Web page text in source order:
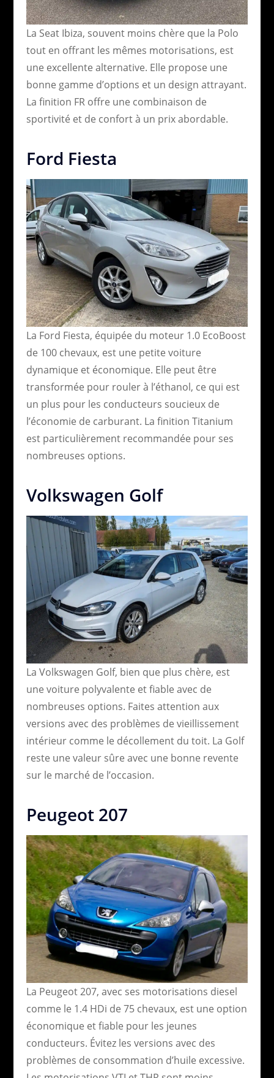
La Seat Ibiza, souvent moins chère que la Polo
tout en offrant les mêmes motorisations, est
une excellente alternative. Elle propose une
bonne gamme d’options et un design attrayant.
La finition FR offre une combinaison de
sportivité et de confort à un prix abordable.
Ford Fiesta
La Ford Fiesta, équipée du moteur 1.0 EcoBoost
de 100 chevaux, est une petite voiture
dynamique et économique. Elle peut être
transformée pour rouler à l’éthanol, ce qui est
un plus pour les conducteurs soucieux de
l’économie de carburant. La finition Titanium
est particulièrement recommandée pour ses
nombreuses options.
Volkswagen Golf
La Volkswagen Golf, bien que plus chère, est
une voiture polyvalente et fiable avec de
nombreuses options. Faites attention aux
versions avec des problèmes de vieillissement
intérieur comme le décollement du toit. La Golf
reste une valeur sûre avec une bonne revente
sur le marché de l’occasion.
Peugeot 207
La Peugeot 207, avec ses motorisations diesel
comme le 1.4 HDi de 75 chevaux, est une option
économique et fiable pour les jeunes
conducteurs. Évitez les versions avec des
problèmes de consommation d’huile excessive.